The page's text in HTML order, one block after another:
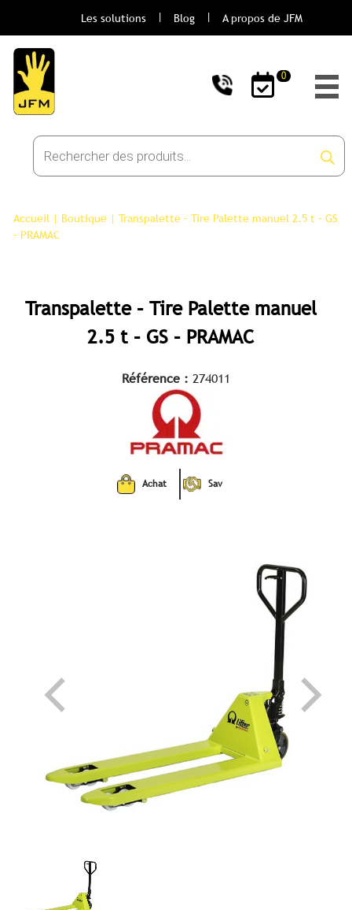
Les solutions Blog A propos de JFM
Recherche
de
produits
0
Accueil | Boutique |Transpalette – Tire Palette manuel 2.5 t – GS
– PRAMAC
Transpalette – Tire Palette manuel
2.5 t – GS – PRAMAC
Référence : 274011
Achat Sav